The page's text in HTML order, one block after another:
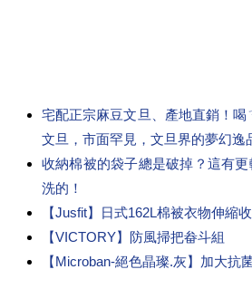
宅配正宗麻豆文旦、產地直銷！
文旦，市面罕見，文旦界的夢幻逸
收納棉被的袋子總是破掉？這有
洗的！
【Jusfit】日式162L棉被衣物伸縮
【VICTORY】防風掃把畚斗組
【Microban-絕色晶璨.灰】加大抗